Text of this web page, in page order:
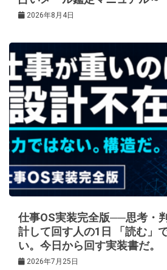
2026年8月4日
仕事OS実装完全版──思考・
計して回す人の1日 「読む」
い。今日から回す実装書だ。
2026年7月25日